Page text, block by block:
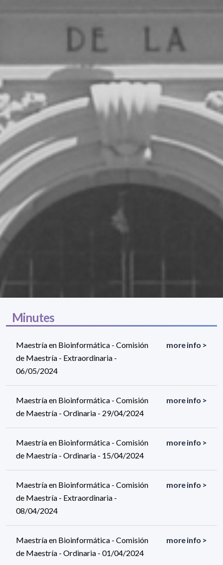
Minutes
Maestría en Bioinformática - Comisión
de Maestría - Extraordinaria -
06/05/2024
more info >
Maestría en Bioinformática - Comisión
de Maestría - Ordinaria - 29/04/2024
more info >
Maestría en Bioinformática - Comisión
de Maestría - Ordinaria - 15/04/2024
more info >
Maestría en Bioinformática - Comisión
de Maestría - Extraordinaria -
08/04/2024
more info >
Maestría en Bioinformática - Comisión
de Maestría - Ordinaria - 01/04/2024
more info >